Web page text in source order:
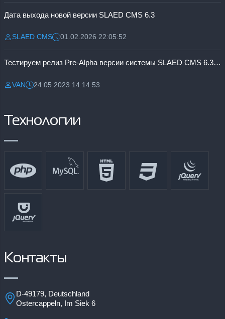
Дата выхода новой версии SLAED CMS 6.3
Разместил:
SLAED CMSДата:01.02.2026 22:05:52
Тестируем релиз Pre-Alpha версии системы SLAED CMS 6.3 Pro
Разместил:
VANДата:24.05.2023 14:14:53
Технологии
Контакты
D-49179, Deutschland
Ostercappeln, Im Siek 6